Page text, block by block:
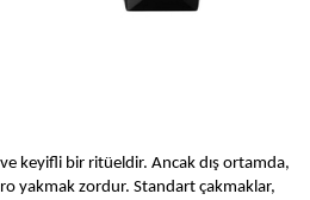
keyifli bir ritüeldir. Ancak dış ortamda,
yakmak zordur. Standart çakmaklar,